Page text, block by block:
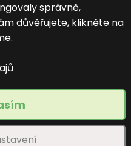
práva vyhrazena. |
správně,
důvěřujete, klikněte na